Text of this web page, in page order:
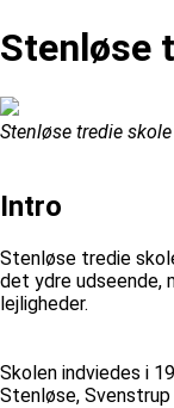
Stenløse
Stenløse tredie skole
Intro
Stenløse tredie
det ydre udseende,
lejligheder.
Skolen indviedes i
Stenløse,